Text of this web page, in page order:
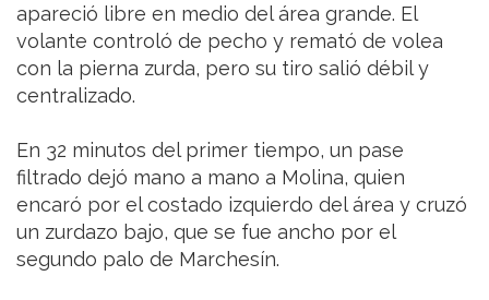
apareció libre en medio del área grande. El
volante controló de pecho y remató de volea
con la pierna zurda, pero su tiro salió débil y
centralizado.
En 32 minutos del primer tiempo, un pase
filtrado dejó mano a mano a Molina, quien
encaró por el costado izquierdo del área y cruzó
un zurdazo bajo, que se fue ancho por el
segundo palo de Marchesín.